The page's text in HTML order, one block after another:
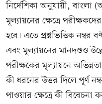
নির্দেশিকা অনুযায়ী, বাংলা
মূল্যায়নের ক্ষেত্রে
হবে। এতে প্রশ্নভিত্তিক নম্বর
এবং মূল্যায়নের মানদণ্ডও
পরীক্ষকের মূল্যায়নে
কী ধরনের উত্তর দিলে পূর্ণ
পাওয়ার ক্ষেত্রে কী